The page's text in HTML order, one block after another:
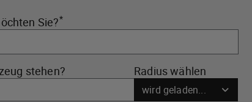
Sie?*
stehen? Radius wählen
wird geladen...